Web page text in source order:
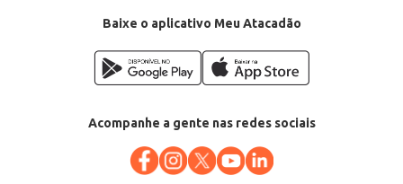
Baixe o aplicativo Meu Atacadão
Acompanhe a gente nas redes sociais